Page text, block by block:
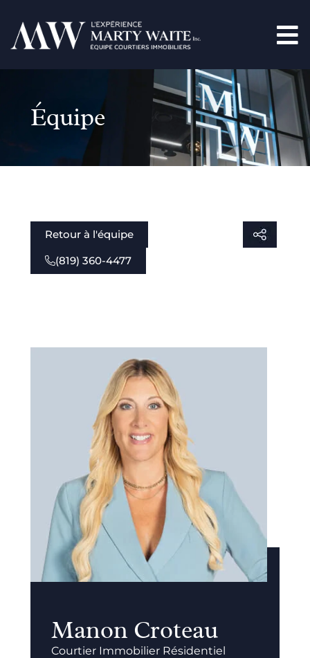
Équipe
Retour à l'équipe
(819) 360-4477
Manon Croteau
Courtier Immobilier Résidentiel